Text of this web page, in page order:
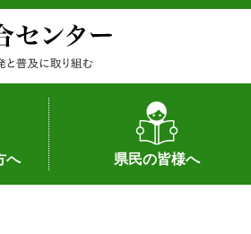
へ
）
）
県民の皆様へ
作物や園芸に関する新技術
畜産に関する新技術
森林林業に関する新技術
病害虫に関する新技術
食品加工に関する新技術
水産に関する新技術
作物や園芸に関する豆知識
病害虫に関する豆知識
畜産に関する豆知識
水産に関する豆知識
バイテク・農業環境・機械関係
食品加工に関する豆知識
森林林業に関する豆知識